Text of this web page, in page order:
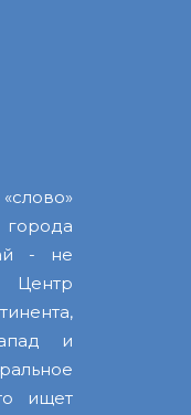
города
- не
Центр
и
ищет